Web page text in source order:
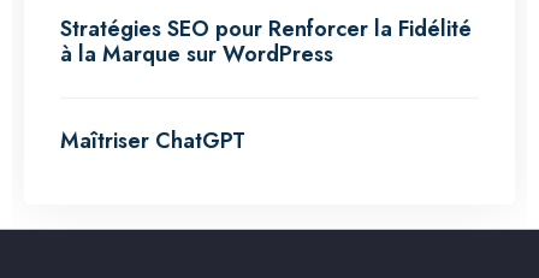
Stratégies SEO pour Renforcer la Fidélité
à la Marque sur WordPress
Maîtriser ChatGPT